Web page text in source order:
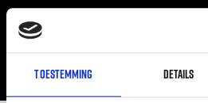
Toestemming Details